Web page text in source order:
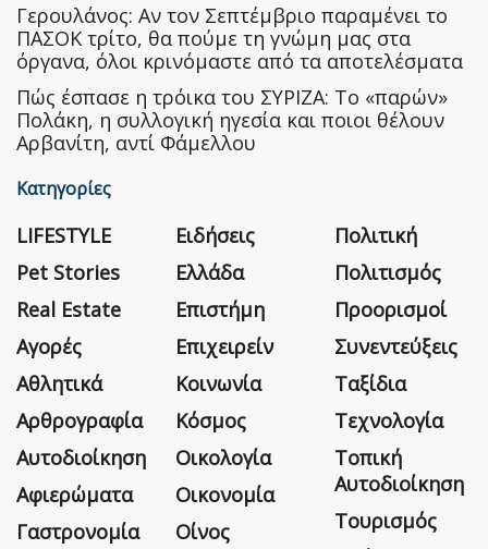
Γερουλάνος: Αν τον Σεπτέμβριο παραμένει το
ΠΑΣΟΚ τρίτο, θα πούμε τη γνώμη μας στα
όργανα, όλοι κρινόμαστε από τα αποτελέσματα
Πώς έσπασε η τρόικα του ΣΥΡΙΖΑ: Το «παρών»
Πολάκη, η συλλογική ηγεσία και ποιοι θέλουν
Αρβανίτη, αντί Φάμελλου
Κατηγορίες
LIFESTYLE
Pet Stories
Real Estate
Αγορές
Αθλητικά
Αρθρογραφία
Αυτοδιοίκηση
Αφιερώματα
Γαστρονομία
Ειδήσεις
Ελλάδα
Επιστήμη
Επιχειρείν
Κοινωνία
Κόσμος
Οικολογία
Οικονομία
Οίνος
Πολιτική
Πολιτισμός
Προορισμοί
Συνεντεύξεις
Ταξίδια
Τεχνολογία
Τοπική
Αυτοδιοίκηση
Τουρισμός